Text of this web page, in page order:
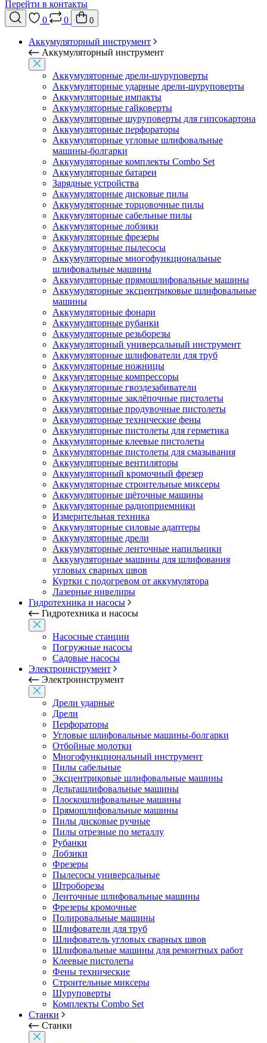
Перейти в контакты
0
0 0
Аккумуляторный инструмент
Аккумуляторный инструмент
Аккумуляторные дрели-шуруповерты
Аккумуляторные ударные дрели-шуруповерты
Аккумуляторные импакты
Аккумуляторные гайковерты
Аккумуляторные шуруповерты для гипсокартона
Аккумуляторные перфораторы
Аккумуляторные угловые шлифовальные
машины-болгарки
Аккумуляторные комплекты Combo Set
Аккумуляторные батареи
Зарядные устройства
Аккумуляторные дисковые пилы
Аккумуляторные торцовочные пилы
Аккумуляторные сабельные пилы
Аккумуляторные лобзики
Аккумуляторные фрезеры
Аккумуляторные пылесосы
Аккумуляторные многофункциональные
шлифовальные машины
Аккумуляторные прямошлифовальные машины
Аккумуляторные эксцентриковые шлифовальные
машины
Аккумуляторные фонари
Аккумуляторные рубанки
Аккумуляторные резьборезы
Аккумуляторный универсальный инструмент
Аккумуляторные шлифователи для труб
Аккумуляторные ножницы
Аккумуляторные компрессоры
Аккумуляторные гвоздезабиватели
Аккумуляторные заклёпочные пистолеты
Аккумуляторные продувочные пистолеты
Аккумуляторные технические фены
Аккумуляторные пистолеты для герметика
Аккумуляторные клеевые пистолеты
Аккумуляторные пистолеты для смазывания
Аккумуляторные вентиляторы
Аккумуляторный кромочный фрезер
Аккумуляторные строительные миксеры
Аккумуляторные щёточные машины
Аккумуляторные радиоприемники
Измерительная техника
Аккумуляторные силовые адаптеры
Аккумуляторные дрели
Аккумуляторные ленточные напильники
Аккумуляторные машины для шлифования
угловых сварных швов
Куртки с подогревом от аккумулятора
Лазерные нивелиры
Гидротехника и насосы
Гидротехника и насосы
Насосные станции
Погружные насосы
Садовые насосы
Электроинструмент
Электроинструмент
Дрели ударные
Дрели
Перфораторы
Угловые шлифовальные машины-болгарки
Отбойные молотки
Многофункциональный инструмент
Пилы сабельные
Эксцентриковые шлифовальные машины
Дельташлифовальные машины
Плоскошлифовальные машины
Прямошлифовальные машины
Пилы дисковые ручные
Пилы отрезные по металлу
Рубанки
Лобзики
Фрезеры
Пылесосы универсальные
Штроборезы
Ленточные шлифовальные машины
Фрезеры кромочные
Полировальные машины
Шлифователи для труб
Шлифователь угловых сварных швов
Шлифовальные машины для ремонтных работ
Клеевые пистолеты
Фены технические
Строительные миксеры
Шуруповерты
Комплекты Combo Set
Станки
Станки